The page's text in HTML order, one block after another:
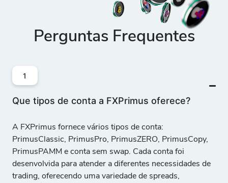
Perguntas Frequentes
1
Que tipos de conta a FXPrimus oferece?
A FXPrimus fornece vários tipos de conta:
PrimusClassic, PrimusPro, PrimusZERO, PrimusCopy,
PrimusPAMM e conta sem swap. Cada conta foi
desenvolvida para atender a diferentes necessidades de
trading, oferecendo uma variedade de spreads,